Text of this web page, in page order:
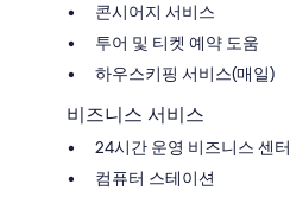
콘시어지 서비스
투어 및 티켓 예약 도움
하우스키핑 서비스(매일)
비즈니스 서비스
24시간 운영 비즈니스 센터
컴퓨터 스테이션